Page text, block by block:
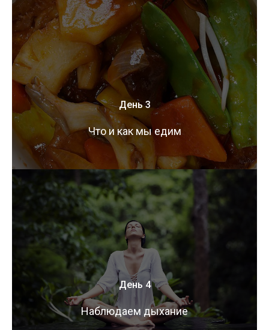
День 3
Что и как мы едим
День 4
Наблюдаем дыхание